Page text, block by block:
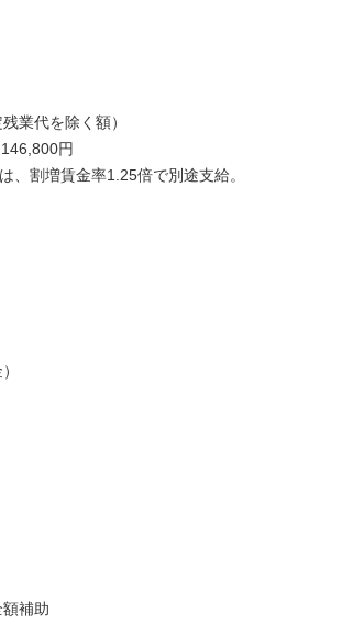
業代を除く額）
円
、割増賃金率1.25倍で別途支給。
補助